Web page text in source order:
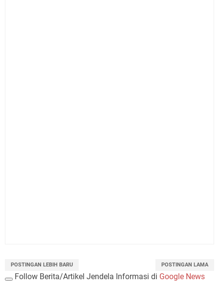
POSTINGAN LEBIH BARU POSTINGAN LAMA
Follow Berita/Artikel Jendela Informasi di Google News